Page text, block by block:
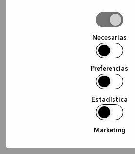
Necesarias
Preferencias
Estadística
Marketing